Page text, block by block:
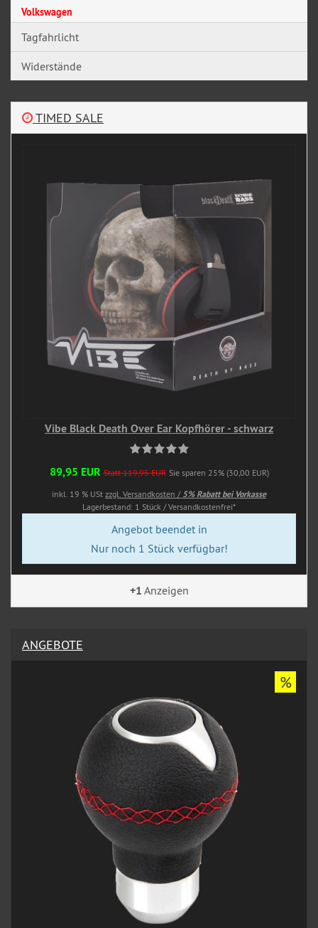
Volkswagen
Tagfahrlicht
Widerstände
TIMED SALE
Vibe Black Death Over Ear Kopfhörer - schwarz
89,95 EUR Statt 119,95 EUR Sie sparen 25% (30,00 EUR)
inkl. 19 % USt zzgl. Versandkosten / 5% Rabatt bei Vorkasse
Lagerbestand: 1 Stück / Versandkostenfrei*
Angebot beendet in
Nur noch 1 Stück verfügbar!
+1 Anzeigen
ANGEBOTE
%